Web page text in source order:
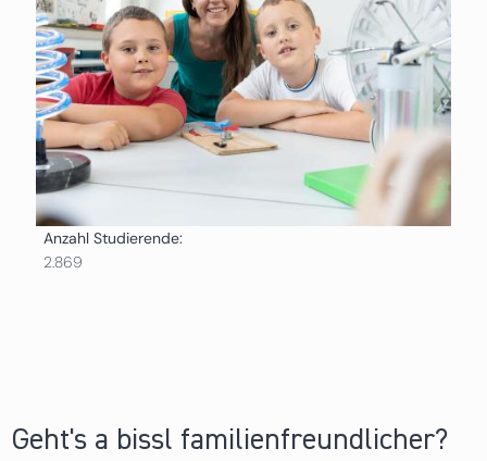
Anzahl Studierende:
2.869
Geht's a bissl familienfreundlicher?